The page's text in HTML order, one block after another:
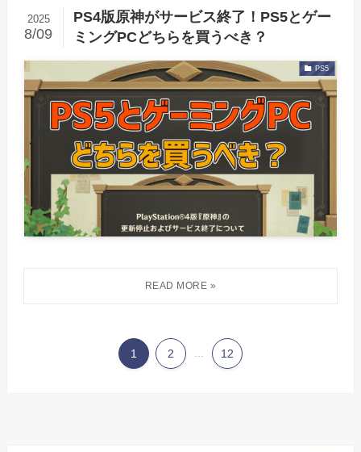
PS4版原神がサービス終了！PS5とゲー
ミングPCどちらを買うべき？
2025
8/09
PS5
1 2 12